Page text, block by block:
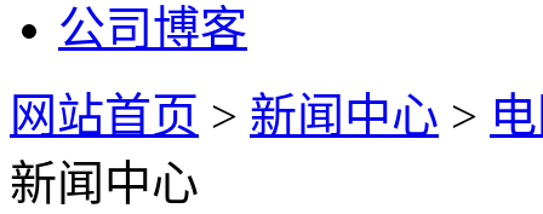
公司博客
网站首页 > 新闻中心 >
新闻中心